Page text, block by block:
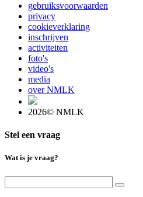
gebruiksvoorwaarden
privacy
cookieverklaring
inschrijven
activiteiten
foto's
video's
media
over NMLK
2026© NMLK
Stel een vraag
Wat is je vraag?